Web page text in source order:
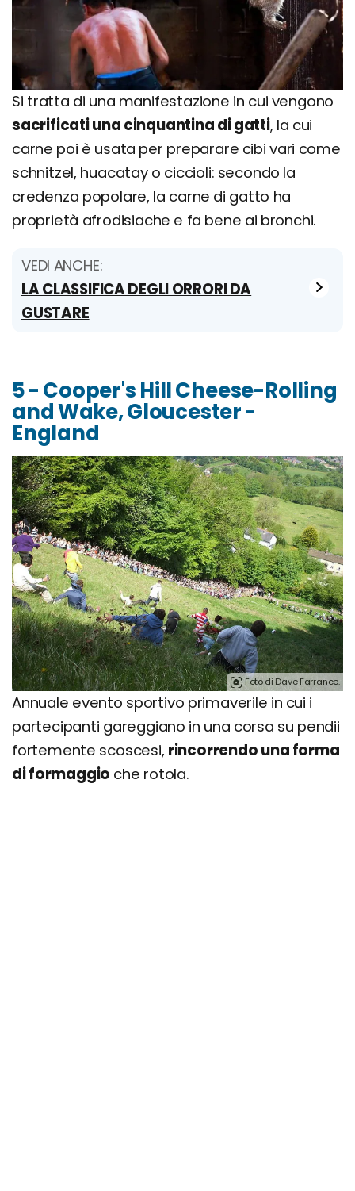
Si tratta di una manifestazione in cui vengono
sacrificati una cinquantina di gatti, la cui
carne poi è usata per preparare cibi vari come
schnitzel, huacatay o ciccioli: secondo la
credenza popolare, la carne di gatto ha
proprietà afrodisiache e fa bene ai bronchi.
VEDI ANCHE:
LA CLASSIFICA DEGLI ORRORI DA
GUSTARE
5 - Cooper's Hill Cheese-Rolling
and Wake, Gloucester -
England
Foto di Dave Farrance.
Annuale evento sportivo primaverile in cui i
partecipanti gareggiano in una corsa su pendii
fortemente scoscesi, rincorrendo una forma
di formaggio che rotola.